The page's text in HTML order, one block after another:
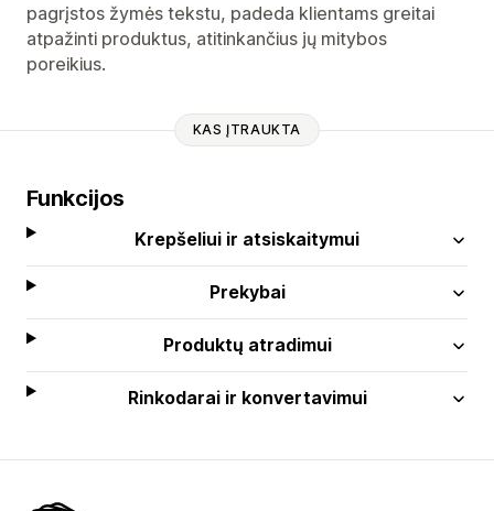
pagrįstos žymės tekstu, padeda klientams greitai
atpažinti produktus, atitinkančius jų mitybos
poreikius.
KAS ĮTRAUKTA
Funkcijos
Krepšeliui ir atsiskaitymui
Prekybai
Produktų atradimui
Rinkodarai ir konvertavimui